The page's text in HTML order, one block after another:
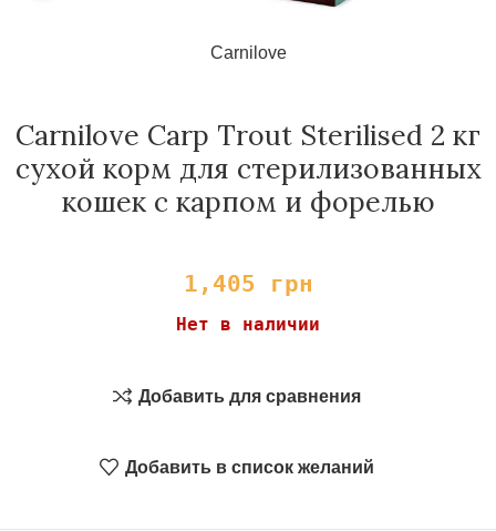
Carnilove
Carnilove Carp Trout Sterilised 2 кг
сухой корм для стерилизованных
кошек с карпом и форелью
1,405 грн
Нет в наличии
Добавить для сравнения
Добавить в список желаний